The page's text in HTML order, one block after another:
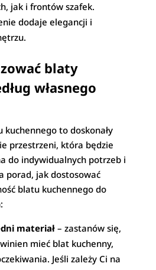
jak i frontów szafek.
dodaje elegancji i
blaty
własnego
kuchennego to doskonały
przestrzeni, która będzie
do indywidualnych potrzeb i
porad, jak dostosować
blatu kuchennego do
materiał – zastanów się,
mieć blat kuchenny,
Jeśli zależy Ci na